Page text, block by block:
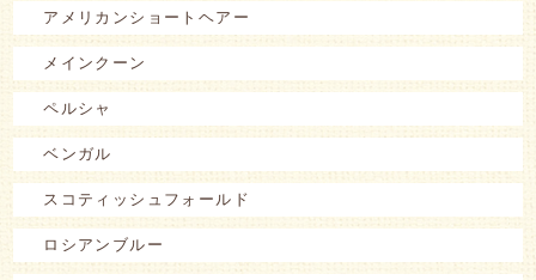
アメリカンショートヘアー
メインクーン
ペルシャ
ベンガル
スコティッシュフォールド
ロシアンブルー